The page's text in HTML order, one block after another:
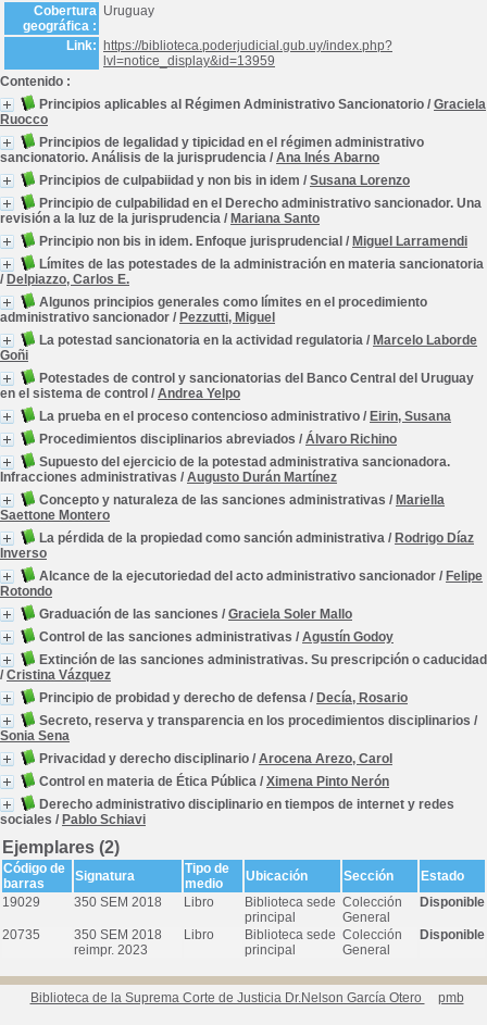
Cobertura
geográfica :
Uruguay
Link:
https://biblioteca.poderjudicial.gub.uy/index.php?
lvl=notice_display&id=13959
Contenido :
Principios aplicables al Régimen Administrativo Sancionatorio / Graciela
Ruocco
Principios de legalidad y tipicidad en el régimen administrativo
sancionatorio. Análisis de la jurisprudencia / Ana Inés Abarno
Principios de culpabiidad y non bis in idem / Susana Lorenzo
Principio de culpabilidad en el Derecho administrativo sancionador. Una
revisión a la luz de la jurisprudencia / Mariana Santo
Principio non bis in idem. Enfoque jurisprudencial / Miguel Larramendi
Límites de las potestades de la administración en materia sancionatoria
/ Delpiazzo, Carlos E.
Algunos principios generales como límites en el procedimiento
administrativo sancionador / Pezzutti, Miguel
La potestad sancionatoria en la actividad regulatoria / Marcelo Laborde
Goñi
Potestades de control y sancionatorias del Banco Central del Uruguay
en el sistema de control / Andrea Yelpo
La prueba en el proceso contencioso administrativo / Eirin, Susana
Procedimientos disciplinarios abreviados / Álvaro Richino
Supuesto del ejercicio de la potestad administrativa sancionadora.
Infracciones administrativas / Augusto Durán Martínez
Concepto y naturaleza de las sanciones administrativas / Mariella
Saettone Montero
La pérdida de la propiedad como sanción administrativa / Rodrigo Díaz
Inverso
Alcance de la ejecutoriedad del acto administrativo sancionador / Felipe
Rotondo
Graduación de las sanciones / Graciela Soler Mallo
Control de las sanciones administrativas / Agustín Godoy
Extinción de las sanciones administrativas. Su prescripción o caducidad
/ Cristina Vázquez
Principio de probidad y derecho de defensa / Decía, Rosario
Secreto, reserva y transparencia en los procedimientos disciplinarios /
Sonia Sena
Privacidad y derecho disciplinario / Arocena Arezo, Carol
Control en materia de Ética Pública / Ximena Pinto Nerón
Derecho administrativo disciplinario en tiempos de internet y redes
sociales / Pablo Schiavi
Ejemplares (2)
Código de
barras
Signatura
Tipo de
medio
Ubicación Sección
Estado
19029
350 SEM 2018 Libro
Biblioteca sede
principal
Colección
General
Disponible
20735
350 SEM 2018
reimpr. 2023
Libro
Biblioteca sede
principal
Colección
General
Disponible
Biblioteca de la Suprema Corte de Justicia Dr.Nelson García Otero pmb